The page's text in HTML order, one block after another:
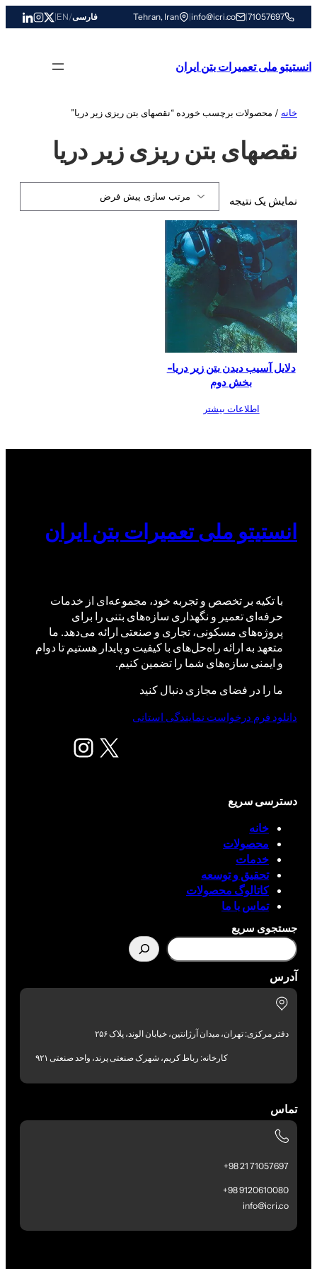
به
71057697
|
info@icri.co
|
Tehran, Iran فارسی/
EN
|
انستیتو ملی تعمیرات بتن ایران
خانه / محصولات برچسب خورده “نقصهای بتن ریزی زیر دریا”
نقصهای بتن ریزی زیر دریا
نمایش یک نتیجه
دلایل آسیب دیدن بتن زیر دریا-
بخش دوم
اطلاعات بیشتر
انستیتو ملی تعمیرات بتن ایران
با تکیه بر تخصص و تجربه خود، مجموعه‌ای از خدمات
حرفه‌ای تعمیر و نگهداری سازه‌های بتنی را برای
پروژه‌های مسکونی، تجاری و صنعتی ارائه می‌دهد. ما
متعهد به ارائه راه‌حل‌های با کیفیت و پایدار هستیم تا دوام
و ایمنی سازه‌های شما را تضمین کنیم.
ما را در فضای مجازی دنبال کنید
X اینستاگرم
دانلود فرم درخواست نمایندگی استانی
دسترسی سریع
خانه
محصولات
خدمات
تحقیق و توسعه
کاتالوگ محصولات
تماس با ما
جستجوی سریع
آدرس
دفتر مرکزی: تهران، میدان آرژانتین، خیابان الوند، پلاک ۲۵۶
کارخانه: رباط کریم، شهرک صنعتی پرند، واحد صنعتی ۹۲۱
تماس
71057697 21 98+
9120610080 98+
info@icri.co